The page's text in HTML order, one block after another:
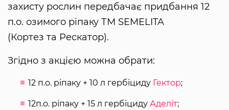
захисту рослин передбачає придбання 12
п.о. озимого ріпаку ТМ SEMELITA
(Кортез та Рескатор).
Згідно з акцією можна обрати:
12 п.о. ріпаку + 10 л гербіциду Гектор;
12п.о. ріпаку + 15 л гербіциду Аделіт;